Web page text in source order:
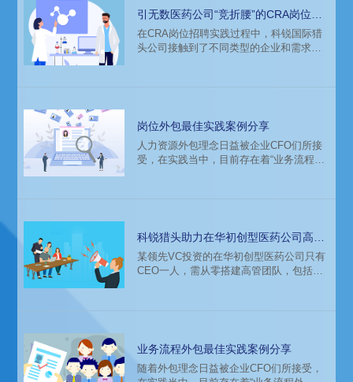
才结构纷杂、差异大，招聘需覆盖区域
广，而现有人才库不足，招聘不确定性加
剧。集团原有传统的招聘渠道、雇主品牌
难以吸引跨界人才。在这种情况下，该公
引无数医药公司“竞折腰”的CRA岗位招
聘难题，就这样被猎头公司解决了
在CRA岗位招聘实践过程中，科锐国际猎
头公司接触到了不同类型的企业和需求，
道）的模式帮助其完成了CRO团队从0到1
的搭建，有力推动了其业务进展。和市场
上很多公司一样，客户在CRA招聘中也备
受挑战，表现在以下几个方面：
岗位外包最佳实践案例分享
人力资源外包理念日益被企业CFO们所接
受，在实践当中，目前存在着“业务流程外
并配以相应的最佳实践案例。
科锐猎头助力在华初创型医药公司高管
团队搭建
某领先VC投资的在华初创型医药公司只有
CEO一人，需从零搭建高管团队，包括
业务流程外包最佳实践案例分享
随着外包理念日益被企业CFO们所接受，